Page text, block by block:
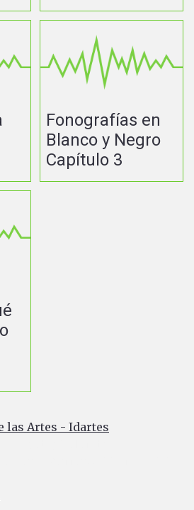
Fonografías en
Blanco y Negro
Capítulo 3
Artes - Idartes